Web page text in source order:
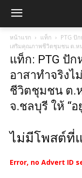
หน้าแรก แท็ก
PTG ปั
เสริมคุณภาพชีวิตชุมชน ต.ห
แท็ก: PTG ปั
อาสาทำจริง
ชีวิตชุมชน ต.
จ.ชลบุรี ให้ “
ไม่มีโพสต์ที่
Error, no Advert ID